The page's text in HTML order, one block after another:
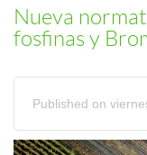
Nueva
fosfinas y
Published on